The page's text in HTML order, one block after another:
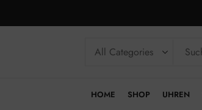
HOME SHOP UHREN